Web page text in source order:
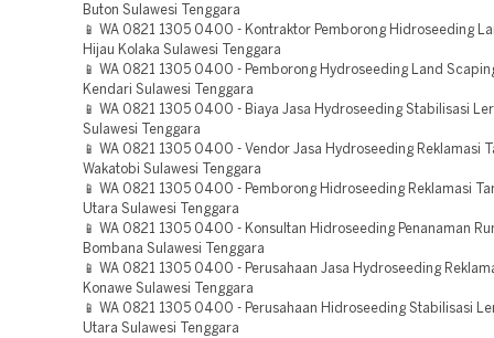
Buton Sulawesi Tenggara
📱 WA 0821 1305 0400 - Kontraktor Pemborong Hidroseeding
Hijau Kolaka Sulawesi Tenggara
📱 WA 0821 1305 0400 - Pemborong Hydroseeding Land
Kendari Sulawesi Tenggara
📱 WA 0821 1305 0400 - Biaya Jasa Hydroseeding Stabilisasi
Sulawesi Tenggara
📱 WA 0821 1305 0400 - Vendor Jasa Hydroseeding Reklamasi
Wakatobi Sulawesi Tenggara
📱 WA 0821 1305 0400 - Pemborong Hidroseeding Reklamasi
Utara Sulawesi Tenggara
📱 WA 0821 1305 0400 - Konsultan Hidroseeding Penanaman
Bombana Sulawesi Tenggara
📱 WA 0821 1305 0400 - Perusahaan Jasa Hydroseeding
Konawe Sulawesi Tenggara
📱 WA 0821 1305 0400 - Perusahaan Hidroseeding Stabilisasi
Utara Sulawesi Tenggara